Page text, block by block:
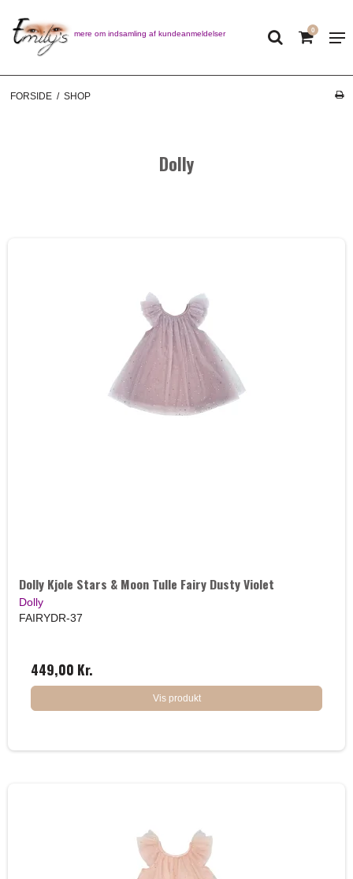
Læs mere om indsamling af kundeanmeldelser 0
FORSIDE / SHOP
Dolly
Dolly Kjole Stars & Moon Tulle Fairy Dusty Violet
Dolly
FAIRYDR-37
449,00 Kr.
Vis produkt